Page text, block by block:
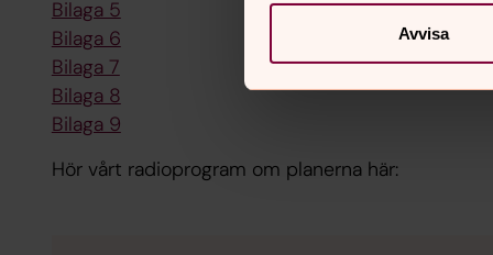
Avvisa
Bilaga 5
Bilaga 6
Bilaga 7
Bilaga 8
Bilaga 9
Hör vårt radioprogram om planerna här: